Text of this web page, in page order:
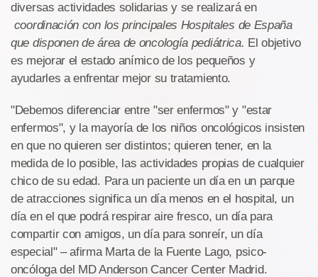
diversas actividades solidarias y se realizará en
coordinación con los principales Hospitales de España
que disponen de área de oncología pediátrica. El objetivo
es mejorar el estado anímico de los pequeños y
ayudarles a enfrentar mejor su tratamiento.
"Debemos diferenciar entre "ser enfermos" y "estar
enfermos", y la mayoría de los niños oncológicos insisten
en que no quieren ser distintos; quieren tener, en la
medida de lo posible, las actividades propias de cualquier
chico de su edad. Para un paciente un día en un parque
de atracciones significa un día menos en el hospital, un
día en el que podrá respirar aire fresco, un día para
compartir con amigos, un día para sonreír, un día
especial" – afirma Marta de la Fuente Lago, psico-
oncóloga del MD Anderson Cancer Center Madrid.